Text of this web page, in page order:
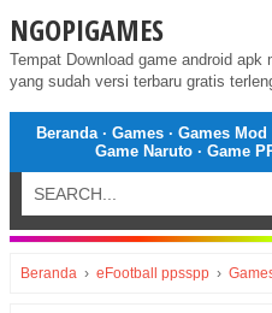
NGOPIGAMES
Tempat Download game android
yang sudah versi terbaru gratis
Beranda· Games · Games Mod
Game Naruto· Game
Beranda › eFootball ppsspp ›